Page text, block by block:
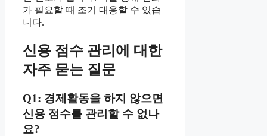
가 필요할 때 조기 대응할 수 있습
니다.
신용 점수 관리에 대한
자주 묻는 질문
Q1: 경제활동을 하지 않으면
신용 점수를 관리할 수 없나
요?